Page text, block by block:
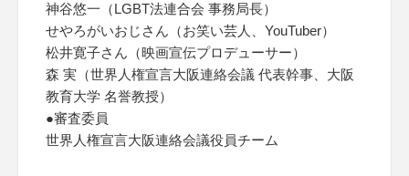
神谷悠一（LGBT法連合会 事務局長）
せやろがいおじさん（お笑い芸人、YouTuber）
松井寛子さん（映画宣伝プロデューサー）
森 実（世界人権宣言大阪連絡会議 代表幹事、大阪
教育大学 名誉教授）
●審査委員
世界人権宣言大阪連絡会議役員チーム